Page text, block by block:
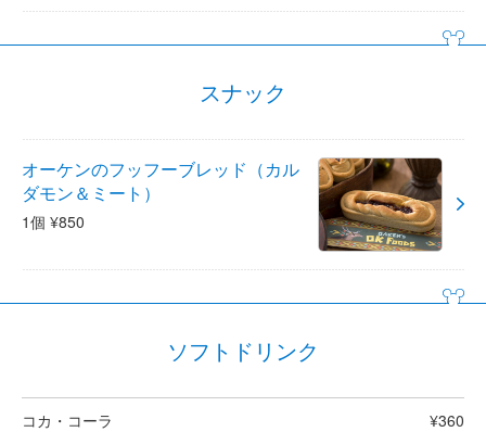
スナック
オーケンのフッフーブレッド（カル
ダモン＆ミート）
1個 ¥850
ソフトドリンク
コカ・コーラ ¥360